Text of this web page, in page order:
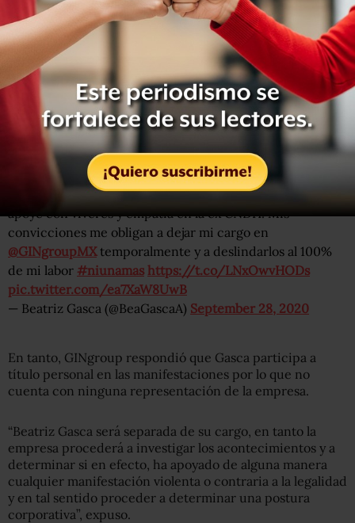
beneficia, qué pretenden con este vínculo”, agregó.
Después del anuncio de la jefa de gobierno, Beatriz Gasca
informó en su cuenta de Twitter que como “
madre y
feminista apoyé con víveres y empatía en la ex CNDH”.
Agregó que por sus convicciones dejará su cargo
temporalmente en GINgroup para deslindar a la empresa
de su labor.
Creo en las causas justas,#yolescreoaellasa las víctimas,
a las que en mi condición de mujer, madre y feminista
apoyé con víveres y empatía en la ex CNDH. Mis
convicciones me obligan a dejar mi cargo en
@GINgroupMXtemporalmente y a deslindarlos al 100%
de mi labor #niunamas https://t.co/LNxOwvHODs
pic.twitter.com/ea7XaW8UwB
— Beatriz Gasca (@BeaGascaA) September 28, 2020
En tanto, GINgroup respondió que Gasca participa a
título personal en las manifestaciones por lo que no
cuenta con ninguna representación de la empresa.
“Beatriz Gasca será separada de su cargo, en tanto la
empresa procederá a investigar los acontecimientos y a
determinar si en efecto, ha apoyado de alguna manera
cualquier manifestación violenta o contraria a la legalidad
y en tal sentido proceder a determinar una postura
corporativa”, expuso.